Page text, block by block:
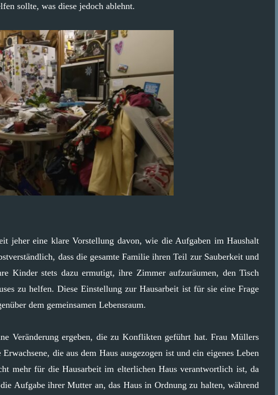
sollte, was diese jedoch ablehnt.
jeher eine klare Vorstellung davon, wie die Aufgaben im Haushalt
dass die gesamte Familie ihren Teil zur Sauberkeit und
Kinder stets dazu ermutigt, ihre Zimmer aufzuräumen, den Tisch
zu helfen. Diese Einstellung zur Hausarbeit ist für sie eine Frage
dem gemeinsamen Lebensraum.
Veränderung ergeben, die zu Konflikten geführt hat. Frau Müllers
die aus dem Haus ausgezogen ist und ein eigenes Leben
mehr für die Hausarbeit im elterlichen Haus verantwortlich ist, da
Aufgabe ihrer Mutter an, das Haus in Ordnung zu halten, während